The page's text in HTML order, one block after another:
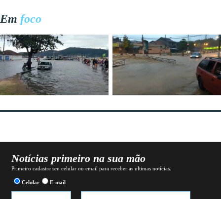
Em foco
Notícias primeiro na sua mão
Primeiro cadastre seu celular ou email para receber as ultimas notícias.
Celular E-mail